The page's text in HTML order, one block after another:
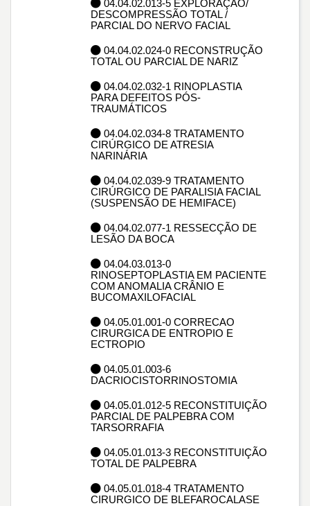
04.04.02.013-5 EXPLORAÇÃO/
DESCOMPRESSÃO TOTAL /
PARCIAL DO NERVO FACIAL
04.04.02.024-0 RECONSTRUÇÃO
TOTAL OU PARCIAL DE NARIZ
04.04.02.032-1 RINOPLASTIA
PARA DEFEITOS PÓS-
TRAUMÁTICOS
04.04.02.034-8 TRATAMENTO
CIRÚRGICO DE ATRESIA
NARINÁRIA
04.04.02.039-9 TRATAMENTO
CIRÚRGICO DE PARALISIA FACIAL
(SUSPENSÃO DE HEMIFACE)
04.04.02.077-1 RESSECÇÃO DE
LESÃO DA BOCA
04.04.03.013-0
RINOSEPTOPLASTIA EM PACIENTE
COM ANOMALIA CRÂNIO E
BUCOMAXILOFACIAL
04.05.01.001-0 CORRECAO
CIRURGICA DE ENTROPIO E
ECTROPIO
04.05.01.003-6
DACRIOCISTORRINOSTOMIA
04.05.01.012-5 RECONSTITUIÇÃO
PARCIAL DE PALPEBRA COM
TARSORRAFIA
04.05.01.013-3 RECONSTITUIÇÃO
TOTAL DE PALPEBRA
04.05.01.018-4 TRATAMENTO
CIRURGICO DE BLEFAROCALASE